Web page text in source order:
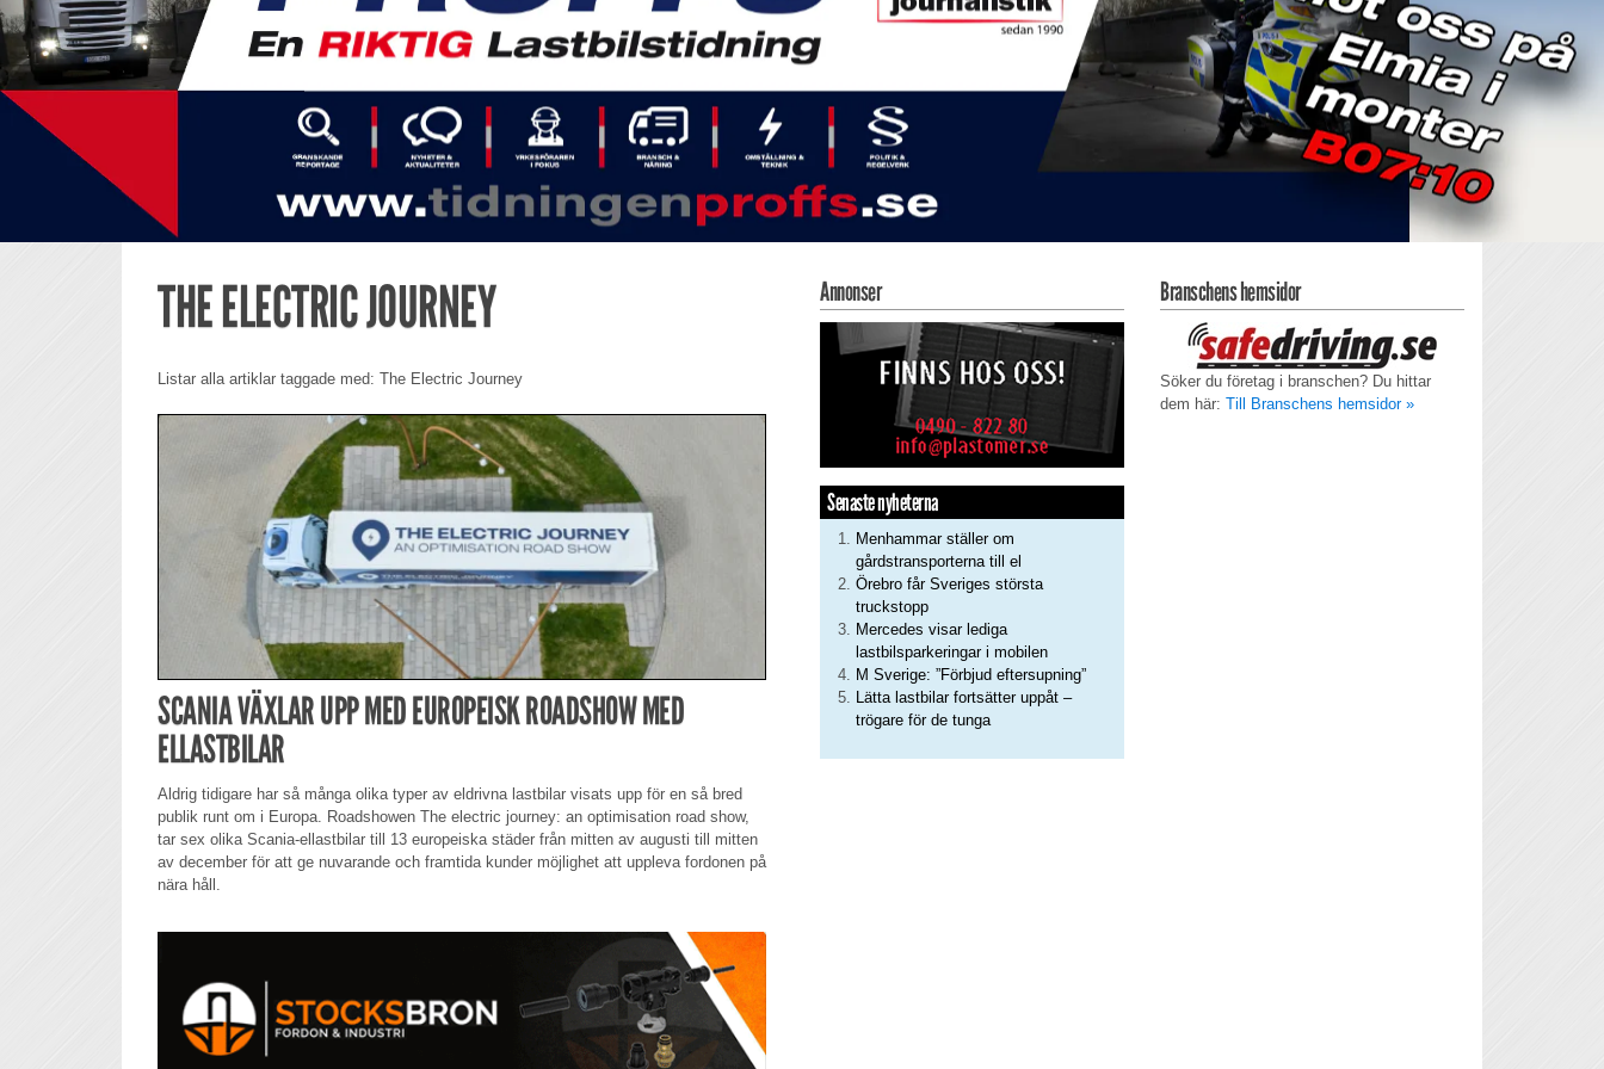
THE ELECTRIC JOURNEY
Listar alla artiklar taggade med: The Electric Journey
SCANIA VÄXLAR UPP MED EUROPEISK ROADSHOW MED
ELLASTBILAR
Aldrig tidigare har så många olika typer av eldrivna lastbilar visats upp för en så bred
publik runt om i Europa. Roadshowen The electric journey: an optimisation road show,
tar sex olika Scania-ellastbilar till 13 europeiska städer från mitten av augusti till mitten
av december för att ge nuvarande och framtida kunder möjlighet att uppleva fordonen på
nära håll.
Annonser
Senaste nyheterna
Menhammar ställer om
gårdstransporterna till el
Örebro får Sveriges största
truckstopp
Mercedes visar lediga
lastbilsparkeringar i mobilen
M Sverige: ”Förbjud eftersupning”
Lätta lastbilar fortsätter uppåt –
trögare för de tunga
Branschens hemsidor
Söker du företag i branschen? Du hittar
dem här: Till Branschens hemsidor »